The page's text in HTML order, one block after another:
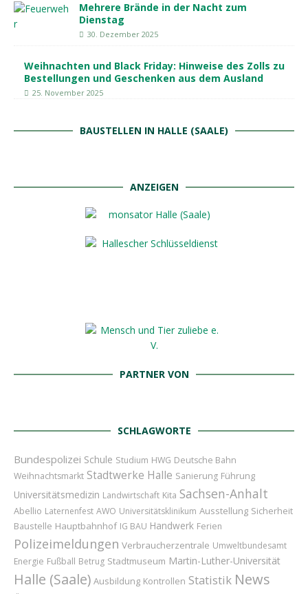
Mehrere Brände in der Nacht zum
Dienstag
30. Dezember 2025
Weihnachten und Black Friday: Hinweise des Zolls zu
Bestellungen und Geschenken aus dem Ausland
25. November 2025
BAUSTELLEN IN HALLE (SAALE)
ANZEIGEN
PARTNER VON
SCHLAGWORTE
Bundespolizei Schule Studium HWG Deutsche Bahn
Weihnachtsmarkt Stadtwerke Halle Sanierung Führung
Universitätsmedizin Landwirtschaft Kita Sachsen-Anhalt
Abellio Laternenfest AWO Universitätsklinikum Ausstellung Sicherheit
Baustelle Hauptbahnhof IG BAU Handwerk Ferien
Polizeimeldungen Verbraucherzentrale Umweltbundesamt
Energie Fußball Betrug Stadtmuseum Martin-Luther-Universität
Halle (Saale) Ausbildung Kontrollen Statistik News